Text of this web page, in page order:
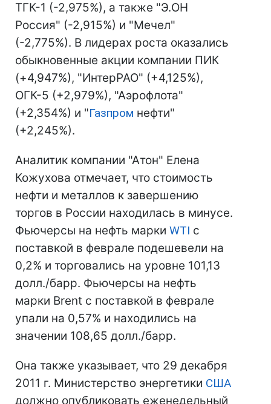
ТГК-1 (-2,975%), а также "Э.ОН
Россия" (-2,915%) и "Мечел"
(-2,775%). В лидерах роста оказались
обыкновенные акции компании ПИК
(+4,947%), "ИнтерРАО" (+4,125%),
ОГК-5 (+2,979%), "Аэрофлота"
(+2,354%) и "Газпром нефти"
(+2,245%).
Аналитик компании "Атон" Елена
Кожухова отмечает, что стоимость
нефти и металлов к завершению
торгов в России находилась в минусе.
Фьючерсы на нефть марки WTI с
поставкой в феврале подешевели на
0,2% и торговались на уровне 101,13
долл./барр. Фьючерсы на нефть
марки Brent с поставкой в феврале
упали на 0,57% и находились на
значении 108,65 долл./барр.
Она также указывает, что 29 декабря
2011 г. Министерство энергетики США
должно опубликовать еженедельный